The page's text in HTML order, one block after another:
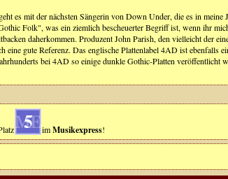
es mit der nächsten Sängerin von Down Under, die es in
Folk", was ein ziemlich bescheuerter Begriff ist, wenn ihr
daherkommen. Produzent John Parish, den vielleicht der
eine gute Referenz. Das englische Plattenlabel 4AD ist
bei 4AD so einige dunkle Gothic-Platten veröffentlicht
5 imMusikexpress!